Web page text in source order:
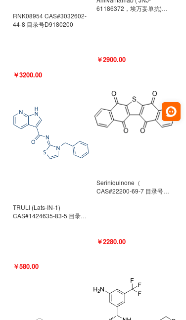
RNK08954 CAS#3032602-
44-8 目录号D9180200
￥3200.00
TRULI (Lats-IN-1)
CAS#1424635-83-5 目录号
￥580.00
61186372，埃万妥单抗)
￥2900.00
Seriniquinone（
CAS#22200-69-7 目录号
￥2280.00